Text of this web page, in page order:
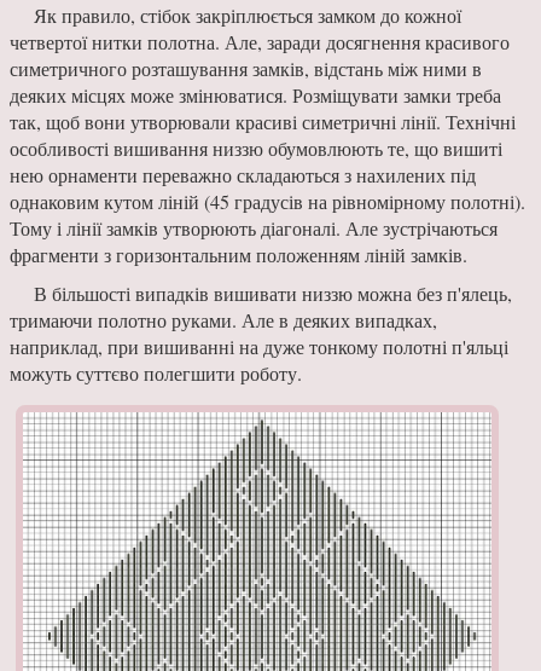
Як правило, стібок закріплюється замком до кожної
четвертої нитки полотна. Але, заради досягнення красивого
симетричного розташування замків, відстань між ними в
деяких місцях може змінюватися. Розміщувати замки треба
так, щоб вони утворювали красиві симетричні лінії. Технічні
особливості вишивання низзю обумовлюють те, що вишиті
нею орнаменти переважно складаються з нахилених під
однаковим кутом ліній (45 градусів на рівномірному полотні).
Тому і лінії замків утворюють діагоналі. Але зустрічаються
фрагменти з горизонтальним положенням ліній замків.
В більшості випадків вишивати низзю можна без п'ялець,
тримаючи полотно руками. Але в деяких випадках,
наприклад, при вишиванні на дуже тонкому полотні п'яльці
можуть суттєво полегшити роботу.